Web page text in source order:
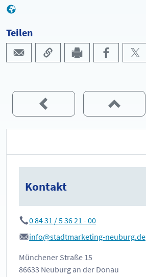
Teilen
Kontakt
0 84 31 / 5 36 21 - 00
info@stadtmarketing-neuburg.de
Münchener Straße 15
86633 Neuburg an der Donau